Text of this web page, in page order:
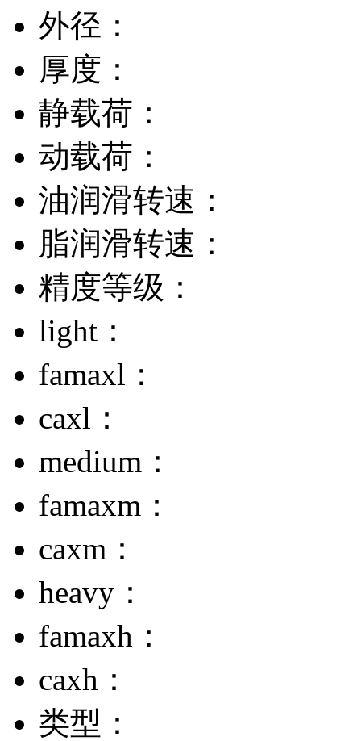
外径：
厚度：
静载荷：
动载荷：
油润滑转速：
脂润滑转速：
精度等级：
light：
famaxl：
caxl：
medium：
famaxm：
caxm：
heavy：
famaxh：
caxh：
类型：